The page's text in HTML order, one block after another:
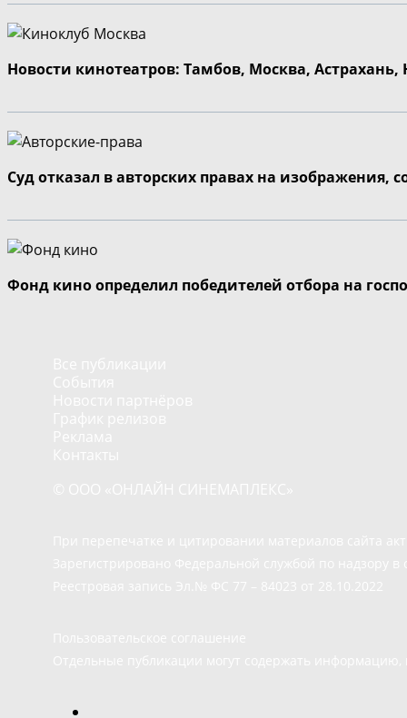
Новости кинотеатров: Тамбов, Москва,
Суд отказал в авторских правах на изображения,
Фонд кино определил победителей отбора на